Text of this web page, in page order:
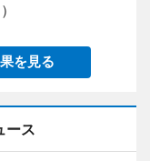
を見る
ース